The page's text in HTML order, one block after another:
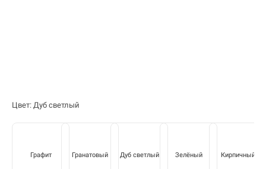
Цвет: Дуб светлый
Графит Гранатовый Дуб светлый Зелёный Кирпичный